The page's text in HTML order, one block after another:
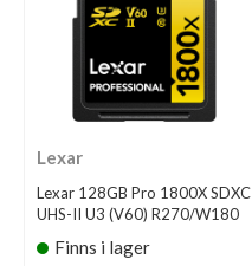
Lexar
Lexar 128GB Pro 1800X SDXC
UHS-II U3 (V60) R270/W180
Finns i lager